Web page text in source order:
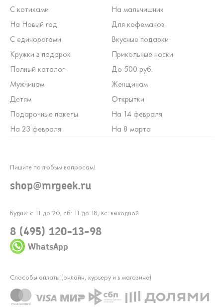
С котиками
На мальчишник
На Новый год
Для кофеманов
С единорогами
Вкусные подарки
Кружки в подарок
Прикольные носки
Полный каталог
До 500 руб.
Мужчинам
Женщинам
Детям
Открытки
Подарочные пакеты
На 14 февраля
На 23 февраля
На 8 марта
Будни: с 11 до 20, сб: 11 до 18, вс: выходной
8 (495) 120-13-98
WhatsApp
Пишите по любым вопросам!
shop@mrgeek.ru
Способы оплаты (онлайн, курьеру и в магазине)